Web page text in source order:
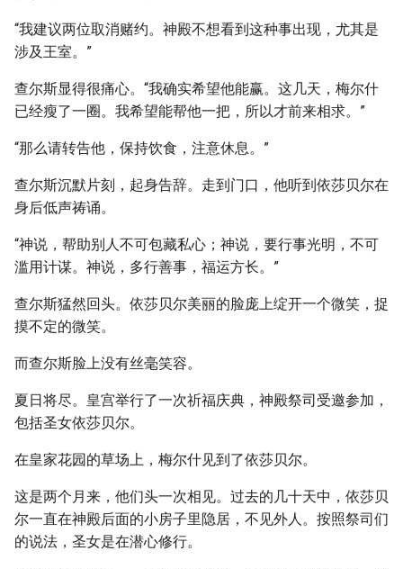
“我建议两位取消赌约。神殿不想看到这种事出现，尤其是
涉及王室。”
查尔斯显得很痛心。“我确实希望他能赢。这几天，梅尔什
已经瘦了一圈。我希望能帮他一把，所以才前来相求。”
“那么请转告他，保持饮食，注意休息。”
查尔斯沉默片刻，起身告辞。走到门口，他听到依莎贝尔在
身后低声祷诵。
“神说，帮助别人不可包藏私心；神说，要行事光明，不可
滥用计谋。神说，多行善事，福运方长。”
查尔斯猛然回头。依莎贝尔美丽的脸庞上绽开一个微笑，捉
摸不定的微笑。
而查尔斯脸上没有丝毫笑容。
夏日将尽。皇宫举行了一次祈福庆典，神殿祭司受邀参加，
包括圣女依莎贝尔。
在皇家花园的草场上，梅尔什见到了依莎贝尔。
这是两个月来，他们头一次相见。过去的几十天中，依莎贝
尔一直在神殿后面的小房子里隐居，不见外人。按照祭司们
的说法，圣女是在潜心修行。